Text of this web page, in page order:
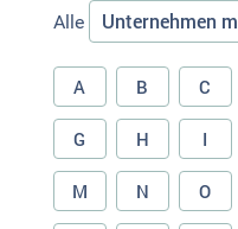
Alle Unternehmen
A B C
G H I
M N O